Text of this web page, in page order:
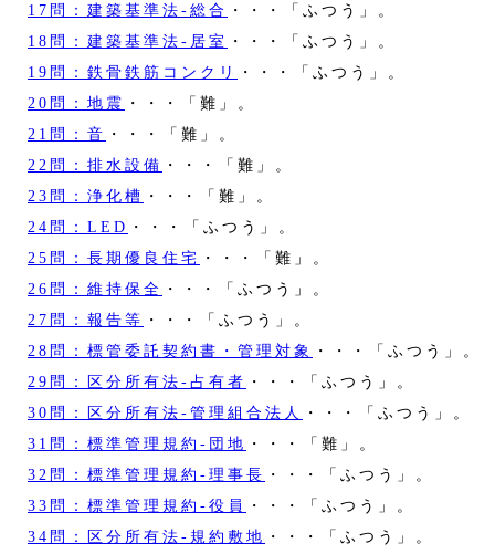
17問：建築基準法‐総合
・・・「ふつう」。
18問：建築基準法‐居室
・・・「ふつう」。
19問：鉄骨鉄筋コンクリ
・・・「ふつう」。
20問：地震 ・・・「難」。
21問：音 ・・・「難」。
22問：排水設備 ・・・「難」。
23問：浄化槽 ・・・「難」。
24問：LED ・・・「ふつう」。
25問：長期優良住宅 ・・・「難」。
26問：維持保全 ・・・「ふつう」。
27問：報告等 ・・・「ふつう」。
28問：標管委託契約書・管理対象
・・・「ふつう」。
29問：区分所有法‐占有者 ・・・「ふつう」。
30問：区分所有法‐管理組合法人
・・・「ふつう」。
31問：標準管理規約‐団地 ・・・「難」。
32問：標準管理規約‐理事長 ・・・「ふつう」。
33問：標準管理規約‐役員
・・・「ふつう」。
34問：区分所有法‐規約敷地 ・・・「ふつう」。